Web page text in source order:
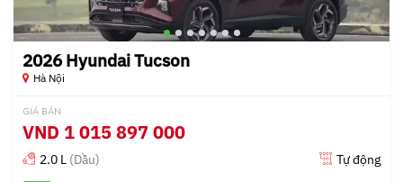
2026 Hyundai Tucson
Hà Nội
GIÁ BÁN
VND 1 015 897 000
2.0 L (Dầu) Tự động